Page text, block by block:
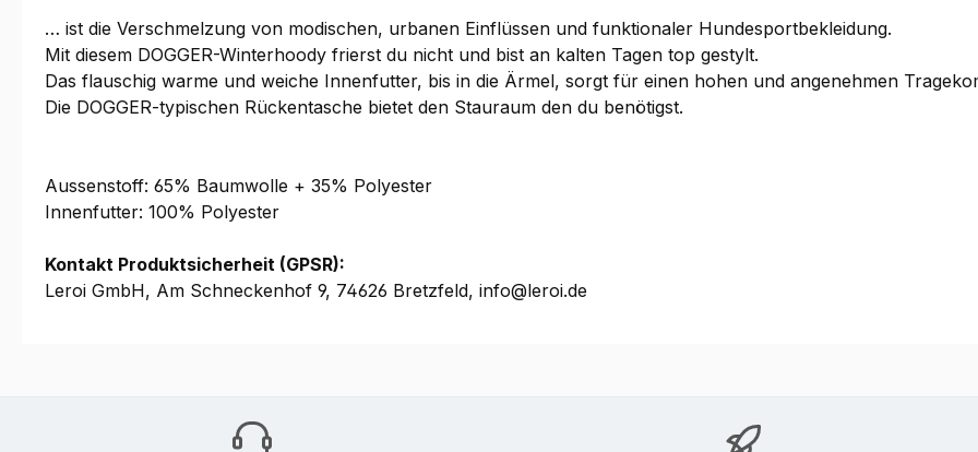
… ist die Verschmelzung von modischen, urbanen Einflüssen und funktionaler Hundesportbekleidung.
Mit diesem DOGGER-Winterhoody frierst du nicht und bist an kalten Tagen top gestylt.
Das flauschig warme und weiche Innenfutter, bis in die Ärmel, sorgt für einen hohen und angenehmen
Die DOGGER-typischen Rückentasche bietet den Stauraum den du benötigst.
Aussenstoff: 65% Baumwolle + 35% Polyester
Innenfutter: 100% Polyester
Kontakt Produktsicherheit (GPSR):
Leroi GmbH, Am Schneckenhof 9, 74626 Bretzfeld, info@leroi.de